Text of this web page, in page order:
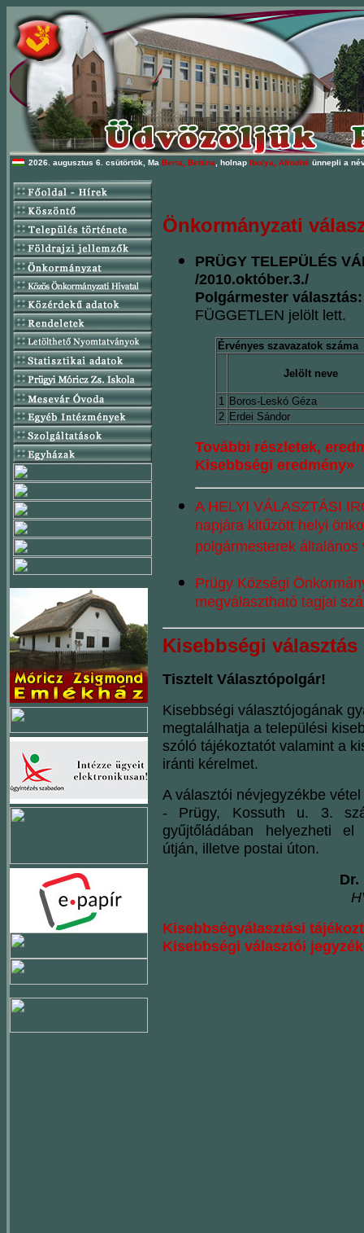
2026. augusztus 6. csütörtök, Ma Berta, Bettina , holnap Ibolya, Afrodité ünnepli a
Önkormányzati
PRÜGY TELEPÜLÉS
/2010.október.3./
Polgármester
FÜGGETLEN jelölt lett.
Érvényes szavazatok száma
Jelölt neve
1 Boros-Leskó Géza
2 Erdei Sándor
További részletek,
Kisebbségi eredmény»
A HELYI VÁLASZTÁSI
napjára kitűzött helyi
polgármesterek
Prügy Községi
megválasztható tagjai
Kisebbségi választás
Tisztelt Választópolgár!
Kisebbségi választójogának
megtalálhatja a települési
szóló tájékoztatót valamint a
iránti kérelmet.
A választói névjegyzékbe
- Prügy, Kossuth u. 3.
gyűjtőládában helyezheti el
útján, illetve postai úton.
Dr.
Kisebbségválasztási
Kisebbségi választói